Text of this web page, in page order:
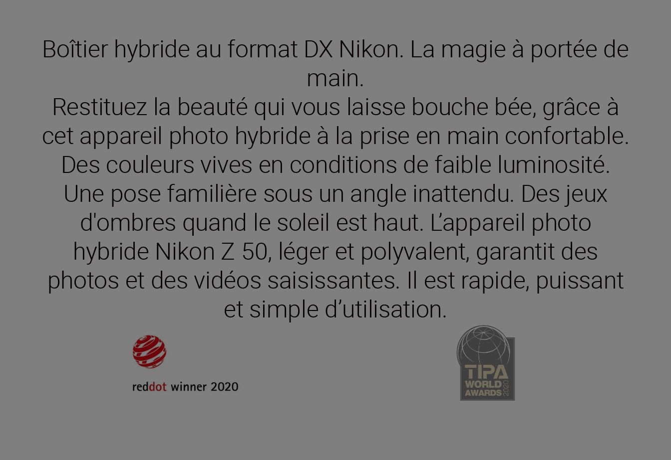
Boîtier hybride au format DX Nikon. La magie à portée de
main.
Restituez la beauté qui vous laisse bouche bée, grâce à
cet appareil photo hybride à la prise en main confortable.
Des couleurs vives en conditions de faible luminosité.
Une pose familière sous un angle inattendu. Des jeux
d'ombres quand le soleil est haut. L’appareil photo
hybride Nikon Z 50, léger et polyvalent, garantit des
photos et des vidéos saisissantes. Il est rapide, puissant
et simple d’utilisation.